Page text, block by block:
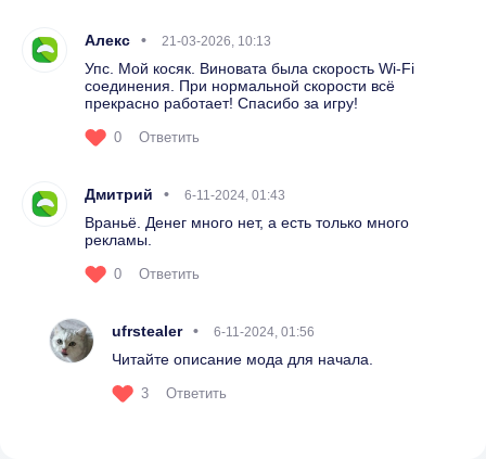
Алекс 21-03-2026, 10:13
Упс. Мой косяк. Виновата была скорость Wi-Fi
соединения. При нормальной скорости всё
прекрасно работает! Спасибо за игру!
0 Ответить
Дмитрий 6-11-2024, 01:43
Враньё. Денег много нет, а есть только много
рекламы.
0 Ответить
ufrstealer 6-11-2024, 01:56
Читайте описание мода для начала.
3 Ответить